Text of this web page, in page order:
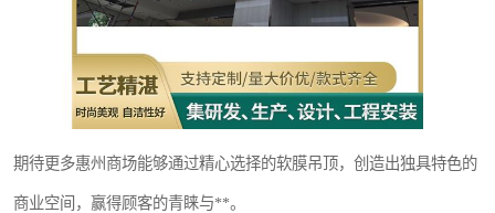
期待更多惠州商场能够通过精心选择的软膜吊顶，创造出独具特色的
商业空间，赢得顾客的青睐与**。